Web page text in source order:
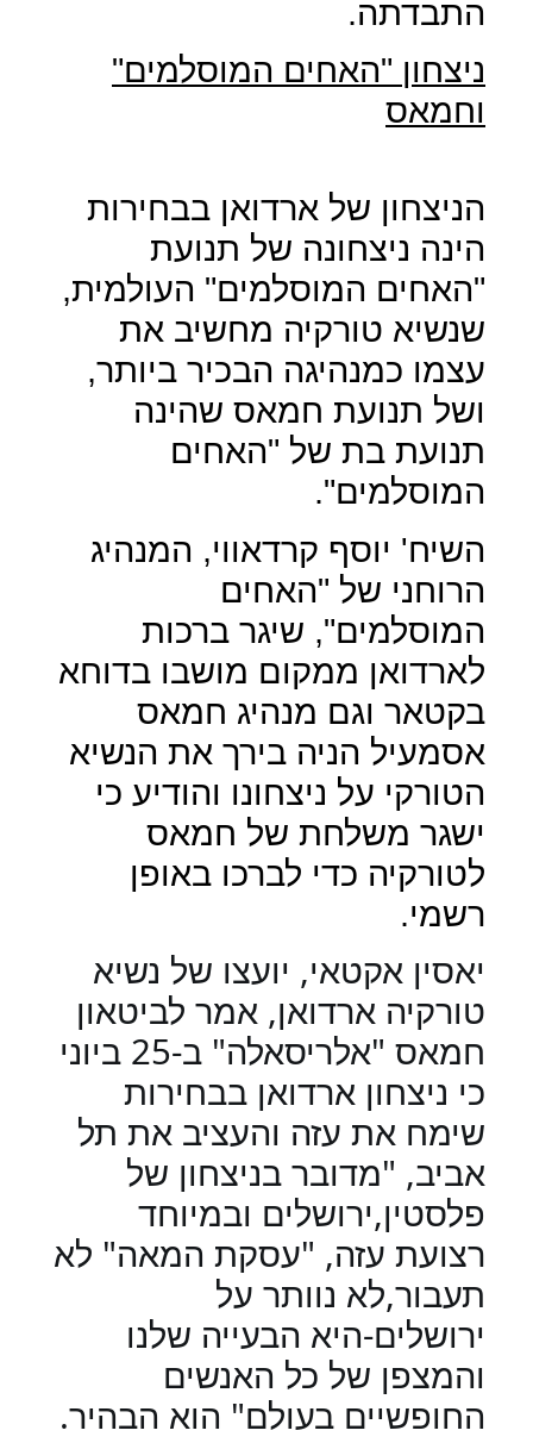
התבדתה.
ניצחון "האחים המוסלמים"
וחמאס
הניצחון של ארדואן בבחירות
הינה ניצחונה של תנועת
"האחים המוסלמים" העולמית,
שנשיא טורקיה מחשיב את
עצמו כמנהיגה הבכיר ביותר,
ושל תנועת חמאס שהינה
תנועת בת של "האחים
המוסלמים".
השיח' יוסף קרדאווי, המנהיג
הרוחני של "האחים
המוסלמים", שיגר ברכות
לארדואן ממקום מושבו בדוחא
בקטאר וגם מנהיג חמאס
אסמעיל הניה בירך את הנשיא
הטורקי על ניצחונו והודיע כי
ישגר משלחת של חמאס
לטורקיה כדי לברכו באופן
רשמי.
יאסין אקטאי, יועצו של נשיא
טורקיה ארדואן, אמר לביטאון
חמאס "אלריסאלה" ב-25 ביוני
כי ניצחון ארדואן בבחירות
שימח את עזה והעציב את תל
אביב, "מדובר בניצחון של
פלסטין,ירושלים ובמיוחד
רצועת עזה, "עסקת המאה" לא
תעבור,לא נוותר על
ירושלים-היא הבעייה שלנו
והמצפן של כל האנשים
החופשיים בעולם" הוא הבהיר.